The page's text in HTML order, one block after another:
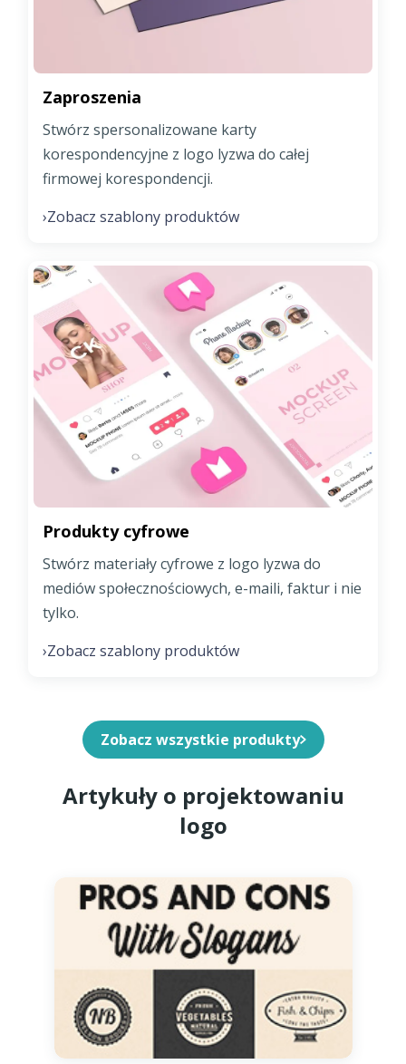
Zaproszenia
Stwórz spersonalizowane karty
korespondencyjne z logo lyzwa do całej
firmowej korespondencji.
›Zobacz szablony produktów
Produkty cyfrowe
Stwórz materiały cyfrowe z logo lyzwa do
mediów społecznościowych, e-maili, faktur i nie
tylko.
›Zobacz szablony produktów
Zobacz wszystkie produkty
Artykuły o projektowaniu
logo